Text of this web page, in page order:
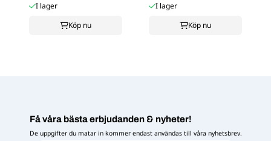
I lager
Köp nu
I lager
Köp nu
Få våra bästa erbjudanden & nyheter!
De uppgifter du matar in kommer endast användas till våra nyhetsbrev.